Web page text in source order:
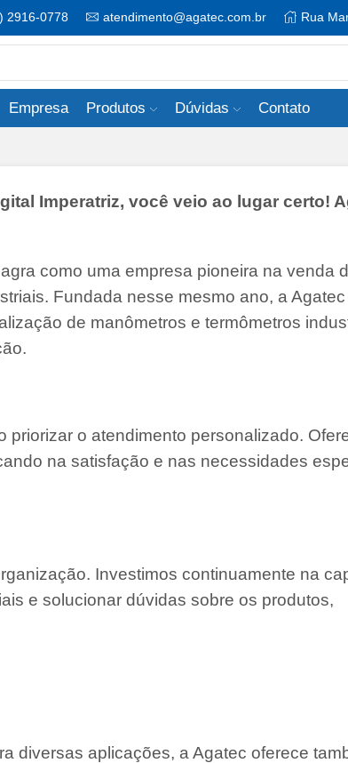
2916-0778 atendimento@agatec.com.br Rua
input
Empresa Produtos Dúvidas Contato
Imperatriz, você veio ao lugar certo!
como uma empresa pioneira na venda
Fundada nesse mesmo ano, a
de manômetros e termômetros
o atendimento personalizado.
na satisfação e nas necessidades
Investimos continuamente na
e solucionar dúvidas sobre os produtos,
diversas aplicações, a Agatec oferece